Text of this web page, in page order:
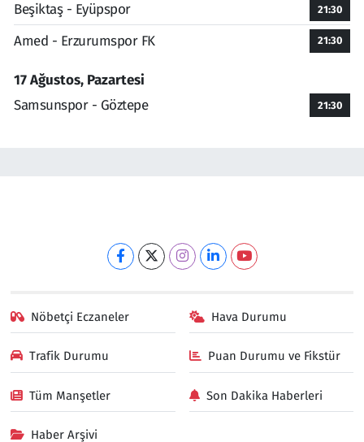
Beşiktaş - Eyüpspor 21:30
Amed - Erzurumspor FK 21:30
17 Ağustos, Pazartesi
Samsunspor - Göztepe
21:30
Nöbetçi Eczaneler Hava Durumu
Trafik Durumu Puan Durumu ve Fikstür
Tüm Manşetler Son Dakika Haberleri
Haber Arşivi